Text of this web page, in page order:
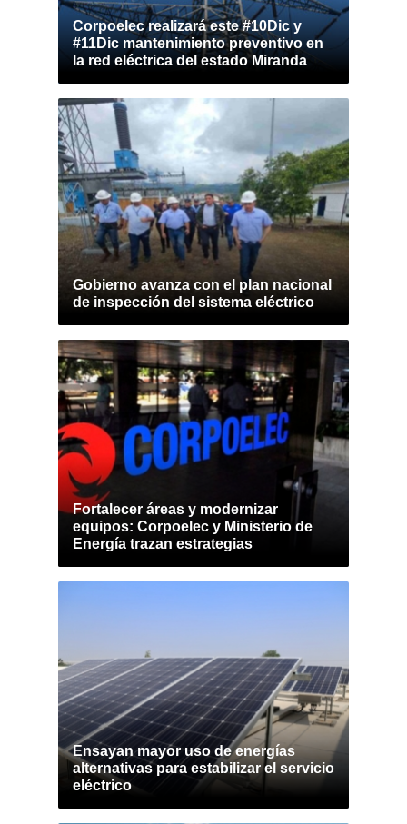
Corpoelec realizará este #10Dic y
#11Dic mantenimiento preventivo en
la red eléctrica del estado Miranda
Gobierno avanza con el plan nacional
de inspección del sistema eléctrico
Fortalecer áreas y modernizar
equipos: Corpoelec y Ministerio de
Energía trazan estrategias
Ensayan mayor uso de energías
alternativas para estabilizar el servicio
eléctrico